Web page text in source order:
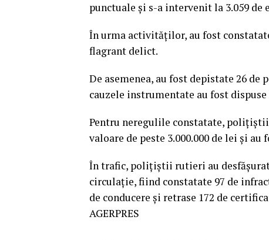
punctuale şi s-a intervenit la 3.059 de
În urma activităţilor, au fost
flagrant delict.
De asemenea, au fost depistate 26
cauzele instrumentate au fost
Pentru neregulile constatate,
valoare de peste 3.000.000 de lei şi
În trafic, poliţiştii rutieri au
circulaţie, fiind constatate 97 de
de conducere şi retrase 172 de
AGERPRES